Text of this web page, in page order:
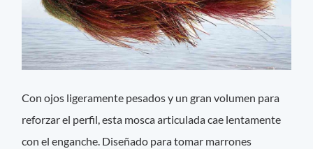
Con ojos ligeramente pesados ​​y un gran volumen para
reforzar el perfil, esta mosca articulada cae lentamente
con el enganche. Diseñado para tomar marrones